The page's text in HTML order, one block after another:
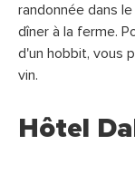
randonnée dans
dîner à la ferme.
d'un hobbit, vous
vin.
Hôtel